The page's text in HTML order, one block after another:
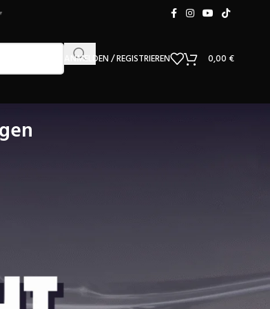
▼
ANMELDEN / REGISTRIEREN 0,00€
führen zu unvollständiger Verbrennung und
sorgen dafür, dass viele Fahrzeuge
lösen können – ohne unnötige Kosten.